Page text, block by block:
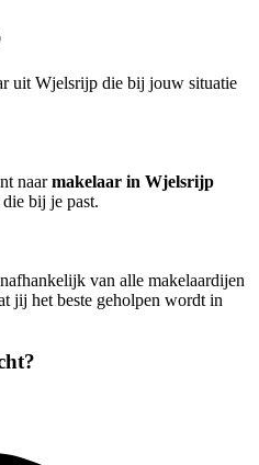
uit Wjelsrijp die bij jouw situatie
naarmakelaar in Wjelsrijp
bij je past.
van alle makelaardijen
jij het beste geholpen wordt in